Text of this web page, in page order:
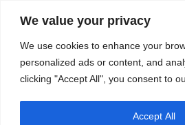
We value your privacy
We use cookies to enhance your
personalized ads or content, and
clicking "Accept All", you consent to
Accept All
contenuto
7 Agosto 2026